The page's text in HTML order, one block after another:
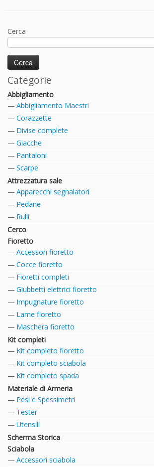
Cerca
Categorie
Abbigliamento
Abbigliamento Maestri
Corazzette
Divise complete
Giacche
Pantaloni
Scarpe
Attrezzatura sale
Apparecchi segnalatori
Pedane
Rulli
Cerco
Fioretto
Accessori fioretto
Cocce fioretto
Fioretti completi
Giubbetti elettrici fioretto
Impugnature fioretto
Lame fioretto
Maschera fioretto
Kit completi
Kit completo fioretto
Kit completo sciabola
Kit completo spada
Materiale di Armeria
Pesi e Spessimetri
Tester
Utensili
Scherma Storica
Sciabola
Accessori sciabola